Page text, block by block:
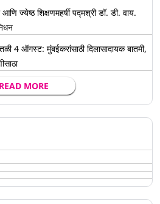
ज्येष्ठ शिक्षणमहर्षी पद्मश्री डॉ. डी. वाय.
4 ऑगस्ट: मुंबईकरांसाठी दिलासादायक बातमी,
READ MORE